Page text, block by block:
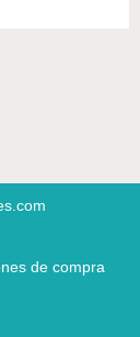
de compra